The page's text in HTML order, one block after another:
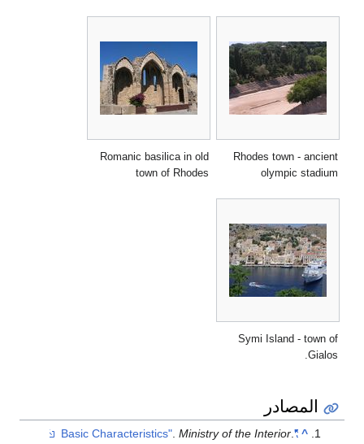
Rhodes town - ancient
olympic stadium
Romanic basilica in old
town of Rhodes
Symi Island - town of
Gialos.
المصادر
^
"Basic Characteristics"
.Ministry of the Interior.